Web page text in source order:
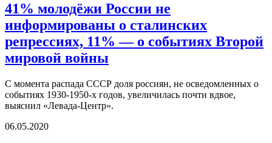
41% молодёжи России не
информированы о сталинских
репрессиях, 11% — о событиях Второй
мировой войны
С момента распада СССР доля россиян, не осведомленных о
событиях 1930-1950-х годов, увеличилась почти вдвое,
выяснил «Левада-Центр».
06.05.2020